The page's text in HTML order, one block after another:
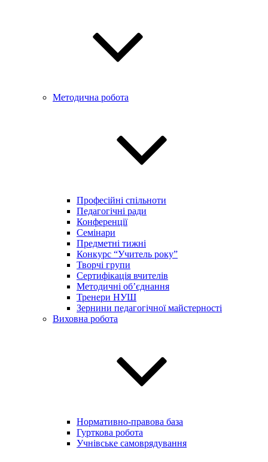
Методична робота
Професійні спільноти
Педагогічні ради
Конференції
Семінари
Предметні тижні
Конкурс “Учитель року”
Творчі групи
Сертифікація вчителів
Методичні об’єднання
Тренери НУШ
Зернини педагогічної майстерності
Виховна робота
Нормативно-правова база
Гурткова робота
Учнівське самоврядування